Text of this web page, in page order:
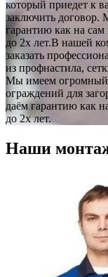
который приедет к
заключить договор.
гарантию как на
до 2х лет.В нашей
заказать
из профнастила,
Мы имеем огромный
ограждений для
даём гарантию как
до 2х лет.
Наши